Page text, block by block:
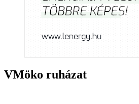
VMöko ruházat